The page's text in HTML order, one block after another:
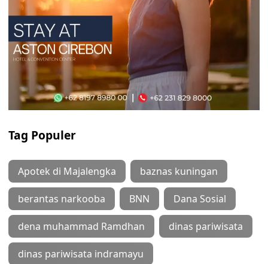
Tag Populer
Apotek di Majalengka baznas kuningan
berantas narkooba BNN Dana Sosial
dena muhammad Ramdhan dinas pariwisata
dinas pariwisata indramayu